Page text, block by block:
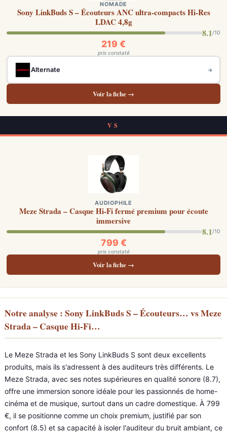
NOMADE
Sony LinkBuds S – Écouteurs ANC ultra-compacts Hi-Res
LDAC 4,8g
8.1/10
219 €
prix constaté
Alternate →
Voir la fiche →
VS
AUDIOPHILE
Meze Strada – Casque Hi-Fi fermé premium pour écoute
immersive
8.1/10
799 €
prix constaté
Voir la fiche →
Notre analyse : Sony LinkBuds S – Écouteurs… vs Meze
Strada – Casque Hi-Fi…
Le Meze Strada et les Sony LinkBuds S sont deux excellents
produits, mais ils s'adressent à des auditeurs très différents. Le
Meze Strada, avec ses notes supérieures en qualité sonore (8.7),
offre une immersion sonore idéale pour les passionnés de home-
cinéma et de musique, surtout dans un cadre domestique. À 799
€, il se positionne comme un choix premium, justifié par son
confort (8.5) et sa capacité à isoler l'auditeur du bruit ambiant, ce